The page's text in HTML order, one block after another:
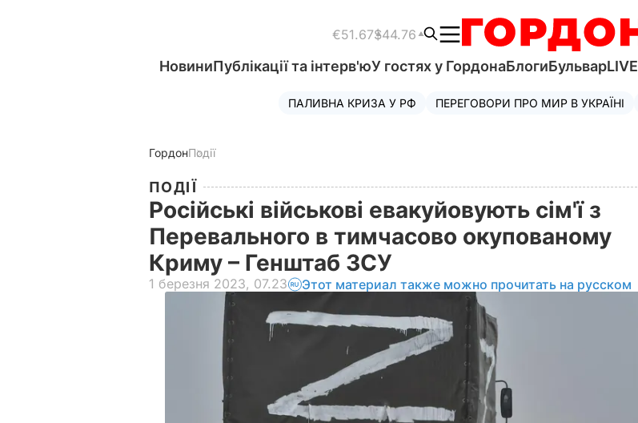
€51.67$44.76
НовиниПублікації та інтерв'юУ гостях у ГордонаБлогиБульварLIVE
ПАЛИВНА КРИЗА У РФ ПЕРЕГОВОРИ ПРО МИР В УКРАЇНІ
ГордонПодії
ПОДІЇ
Російські військові евакуйовують сім'ї з
Перевального в тимчасово окупованому
Криму – Генштаб ЗСУ
1 березня 2023, 07.23 Этот материал также можно прочитать на русском